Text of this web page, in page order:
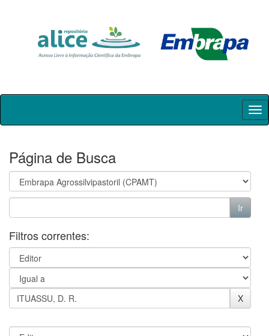
Skip
Página de Busca
Filtros correntes: